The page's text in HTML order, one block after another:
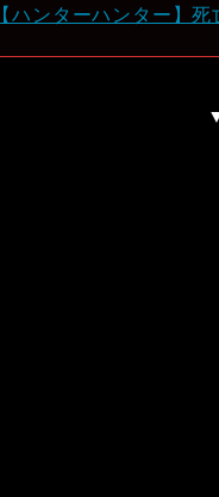
【ハンターハンター】